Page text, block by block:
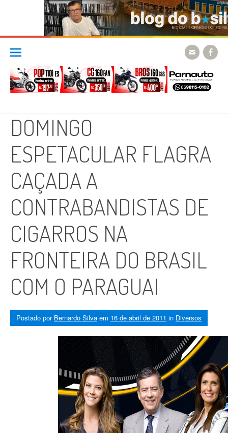
Skip
content
DOMINGO
ESPETACULAR FLAGRA
CAÇADA A
CONTRABANDISTAS DE
CIGARROS NA
FRONTEIRA DO BRASIL
COM O PARAGUAI
Postado por Bernardo Silva em 16 de abril de 2011 in Diversos